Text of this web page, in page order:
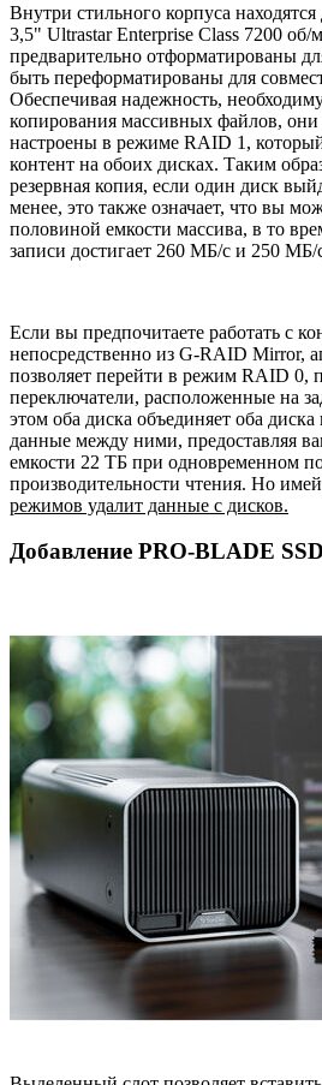
Внутри стильного корпуса
3,5" Ultrastar Enterprise Class 7200 об/
предварительно отформатированы
быть переформатированы для
Обеспечивая надежность,
копирования массивных файлов, они
настроены в режиме RAID 1,
контент на обоих дисках. Таким
резервная копия, если один диск
менее, это также означает, что вы
половиной емкости массива, в то
записи достигает 260 МБ/с и 250 МБ/
Если вы предпочитаете работать с
непосредственно из G-RAID Mirror,
позволяет перейти в режим RAID 0,
переключатели, расположенные на
этом оба диска объединяет оба
данные между ними, предоставляя
емкости 22 ТБ при одновременном
производительности чтения. Но
режимов удалит данные с дисков.
Добавление PRO-BLADE